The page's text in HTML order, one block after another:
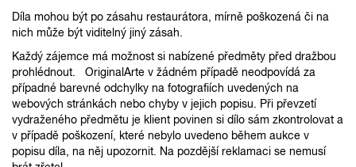
Díla mohou být po zásahu restaurátora, mírně poškozená či na
nich může být viditelný jiný zásah.
Každý zájemce má možnost si nabízené předměty před dražbou
prohlédnout. OriginalArte v žádném případě neodpovídá za
případné barevné odchylky na fotografiích uvedených na
webových stránkách nebo chyby v jejich popisu. Při převzetí
vydraženého předmětu je klient povinen si dílo sám zkontrolovat a
v případě poškození, které nebylo uvedeno během aukce v
popisu díla, na něj upozornit. Na pozdější reklamaci se nemusí